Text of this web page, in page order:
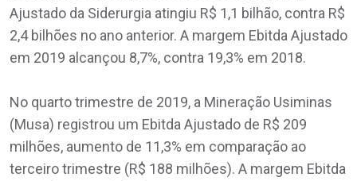
Ajustado da Siderurgia atingiu R$ 1,1 bilhão, contra R$
2,4 bilhões no ano anterior. A margem Ebitda Ajustado
em 2019 alcançou 8,7%, contra 19,3% em 2018.
No quarto trimestre de 2019, a Mineração Usiminas
(Musa) registrou um Ebitda Ajustado de R$ 209
milhões, aumento de 11,3% em comparação ao
terceiro trimestre (R$ 188 milhões). A margem Ebitda